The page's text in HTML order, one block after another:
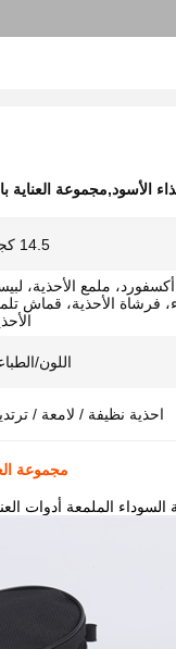
الأسود,مجموعة العناية
14.5 كجم
ملمع الأحذية،
فرشاة الأحذية، قماش
اللون/
احذية نظيفة / لامعة /
مجموعة
السوداء الملمعة أدوات